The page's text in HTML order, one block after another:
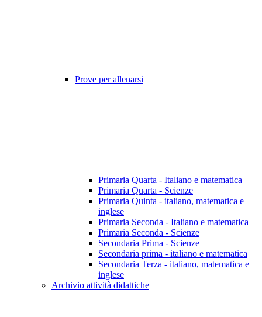
Prove per allenarsi
Primaria Quarta - Italiano e matematica
Primaria Quarta - Scienze
Primaria Quinta - italiano, matematica e
inglese
Primaria Seconda - Italiano e matematica
Primaria Seconda - Scienze
Secondaria Prima - Scienze
Secondaria prima - italiano e matematica
Secondaria Terza - italiano, matematica e
inglese
Archivio attività didattiche